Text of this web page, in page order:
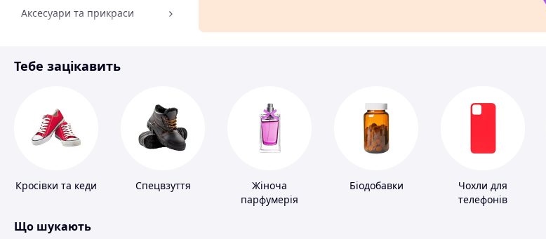
Аксесуари та прикраси
Спорт і відпочинок
Тебе зацікавить
Кросівки та кеди Спецвзуття
Жіноча
парфумерія
Біодобавки
Чохли для
телефонів
Що шукають